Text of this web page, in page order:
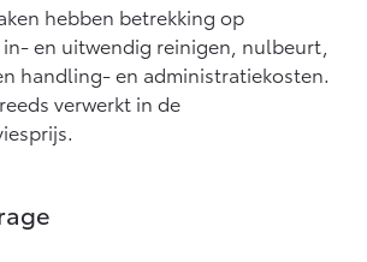
RAV4
PLUG-IN HYBRIDE
hebben betrekking op
en uitwendig reinigen, nulbeurt,
handling- en administratiekosten.
verwerkt in de